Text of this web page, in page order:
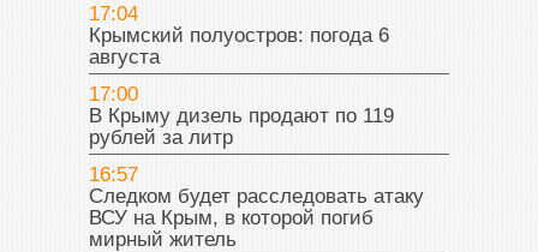
17:04
Крымский полуостров: погода 6
августа
17:00
В Крыму дизель продают по 119
рублей за литр
16:57
Следком будет расследовать атаку
ВСУ на Крым, в которой погиб
мирный житель